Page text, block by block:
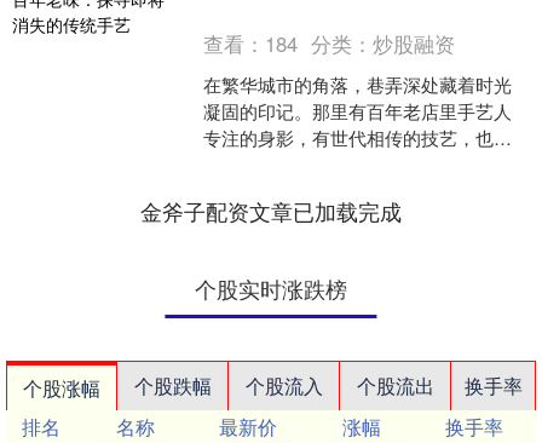
查看： 184 分类：炒股融资
在繁华城市的角落，巷弄深处藏着时光
凝固的印记。那里有百年老店里手艺人
专注的身影，有世代相传的技艺，也有
金斧子配资文章已加载完成
个股实时涨跌榜
个股涨幅 个股跌幅 个股流入 个股流出
换手率
排名
名称 最新价 涨幅
换手率